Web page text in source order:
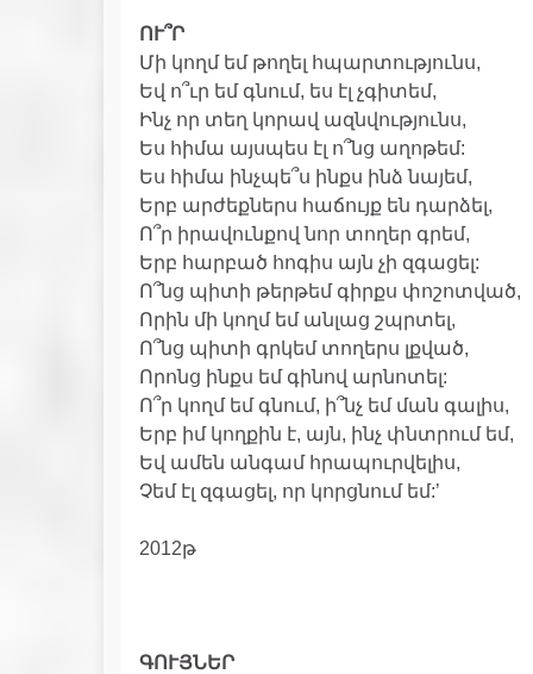
ՈՒ՞Ր
Մի կողմ եմ թողել հպարտությունս,
Եվ ո՞ւր եմ գնում, ես էլ չգիտեմ,
Ինչ որ տեղ կորավ ազնվությունս,
Ես հիմա այսպես էլ ո՞նց աղոթեմ:
Ես հիմա ինչպե՞ս ինքս ինձ նայեմ,
Երբ արժեքներս հաճույք են դարձել,
Ո՞ր իրավունքով նոր տողեր գրեմ,
Երբ հարբած հոգիս այն չի զգացել:
Ո՞նց պիտի թերթեմ գիրքս փոշոտված,
Որին մի կողմ եմ անլաց շպրտել,
Ո՞նց պիտի գրկեմ տողերս լքված,
Որոնց ինքս եմ գինով արնոտել:
Ո՞ր կողմ եմ գնում, ի՞նչ եմ ման գալիս,
Երբ իմ կողքին է, այն, ինչ փնտրում եմ,
Եվ ամեն անգամ հրապուրվելիս,
Չեմ էլ զգացել, որ կորցնում եմ:’
2012թ
ԳՈՒՅՆԵՐ